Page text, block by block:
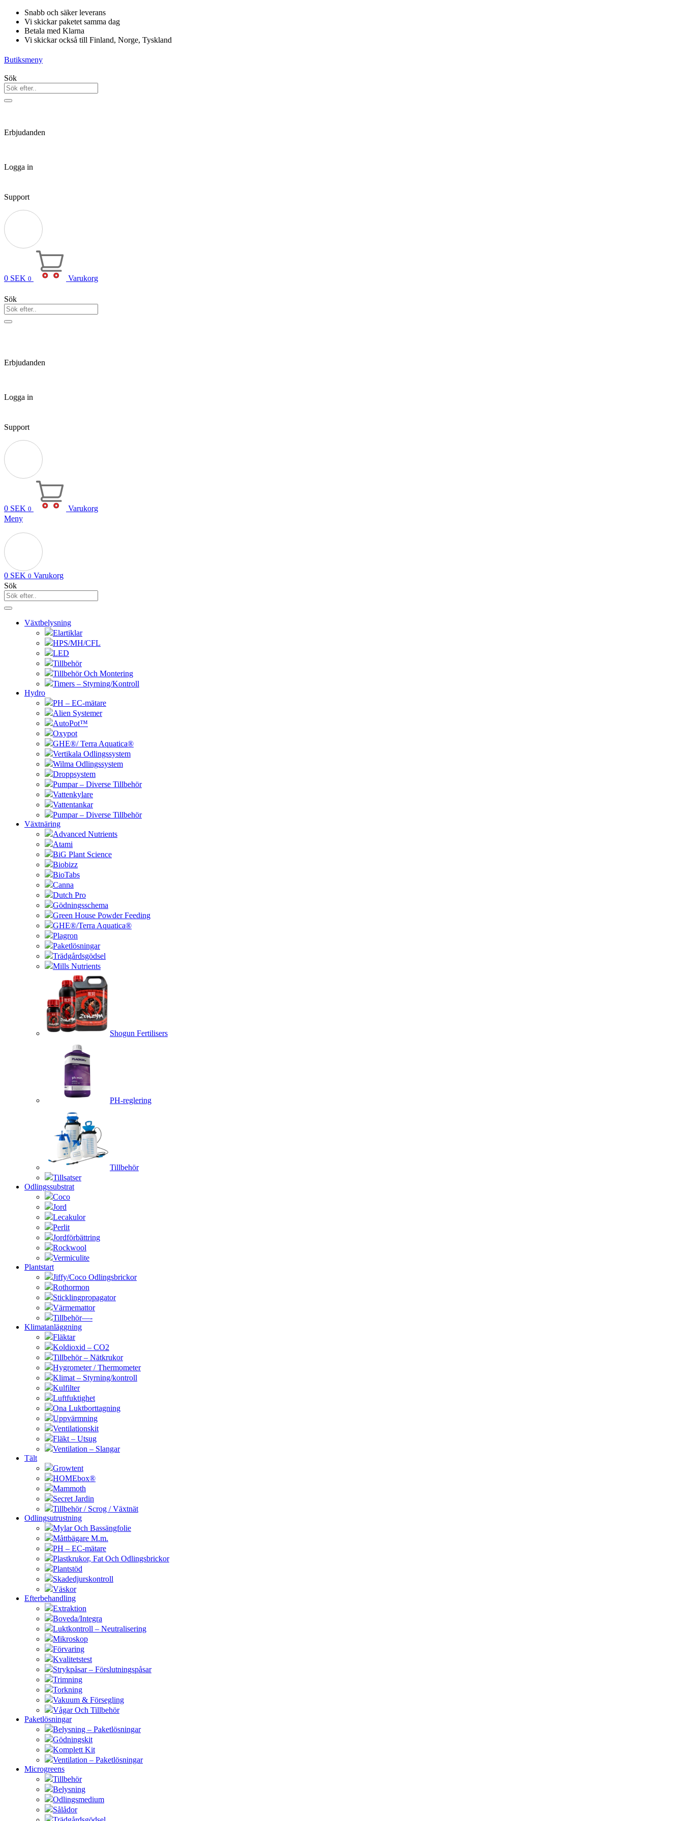
Hoppa
innehåll
Snabb och säker leverans
Vi skickar paketet samma dag
Betala med Klarna
Vi skickar också till Finland, Norge, Tyskland
Butiksmeny
Sök
Erbjudanden
Logga in
Support
0 SEK 0 Varukorg
Sök
Erbjudanden
Logga in
Support
0 SEK 0
Varukorg
Meny
0 SEK 0 Varukorg
Sök
Växtbelysning
Elartiklar
HPS/MH/CFL
LED
Tillbehör
Tillbehör Och Montering
Timers – Styrning/Kontroll
Hydro
PH – EC-mätare
Alien Systemer
AutoPot™
Oxypot
GHE®/ Terra Aquatica®
Vertikala Odlingssystem
Wilma Odlingssystem
Droppsystem
Pumpar – Diverse Tillbehör
Vattenkylare
Vattentankar
Pumpar – Diverse Tillbehör
Växtnäring
Advanced Nutrients
Atami
BiG Plant Science
Biobizz
BioTabs
Canna
Dutch Pro
Gödningsschema
Green House Powder Feeding
GHE®/Terra Aquatica®
Plagron
Paketlösningar
Trädgårdsgödsel
Mills Nutrients
Shogun Fertilisers
PH-reglering
Tillbehör
Tillsatser
Odlingssubstrat
Coco
Jord
Lecakulor
Perlit
Jordförbättring
Rockwool
Vermiculite
Plantstart
Jiffy/Coco Odlingsbrickor
Rothormon
Sticklingpropagator
Värmemattor
Tillbehör—-
Klimatanläggning
Fläktar
Koldioxid – CO2
Tillbehör – Nätkrukor
Hygrometer / Thermometer
Klimat – Styrning/kontroll
Kulfilter
Luftfuktighet
Ona Luktborttagning
Uppvärmning
Ventilationskit
Fläkt – Utsug
Ventilation – Slangar
Tält
Growtent
HOMEbox®
Mammoth
Secret Jardin
Tillbehör / Scrog / Växtnät
Odlingsutrustning
Mylar Och Bassängfolie
Måttbägare M.m.
PH – EC-mätare
Plastkrukor, Fat Och Odlingsbrickor
Plantstöd
Skadedjurskontroll
Väskor
Efterbehandling
Extraktion
Boveda/Integra
Luktkontroll – Neutralisering
Mikroskop
Förvaring
Kvalitetstest
Strykpåsar – Förslutningspåsar
Trimning
Torkning
Vakuum & Försegling
Vågar Och Tillbehör
Paketlösningar
Belysning – Paketlösningar
Gödningskit
Komplett Kit
Ventilation – Paketlösningar
Microgreens
Tillbehör
Belysning
Odlingsmedium
Sålådor